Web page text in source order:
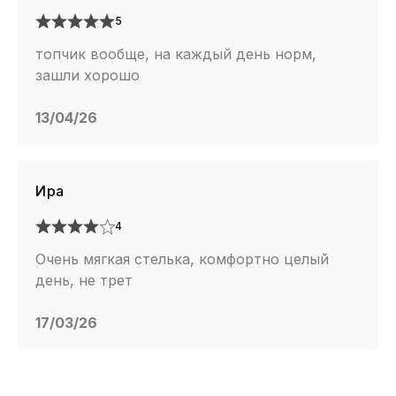
5
топчик вообще, на каждый день норм,
зашли хорошо
13/04/26
Ира
4
Очень мягкая стелька, комфортно целый
день, не трет
17/03/26